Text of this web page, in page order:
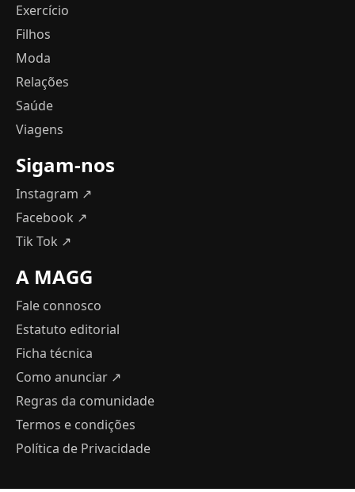
Exercício
Filhos
Moda
Relações
Saúde
Viagens
Sigam-nos
Instagram ↗
Facebook ↗
Tik Tok ↗
A MAGG
Fale connosco
Estatuto editorial
Ficha técnica
Como anunciar ↗
Regras da comunidade
Termos e condições
Política de Privacidade